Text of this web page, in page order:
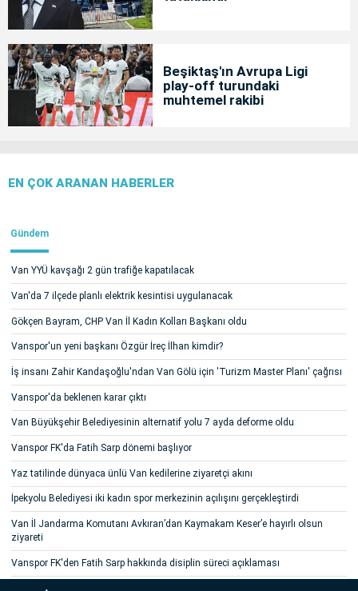
Beşiktaş'ın Avrupa Ligi
play-off turundaki
muhtemel rakibi
EN ÇOK ARANAN HABERLER
Gündem
Van YYÜ kavşağı 2 gün trafiğe kapatılacak
Van'da 7 ilçede planlı elektrik kesintisi uygulanacak
Gökçen Bayram, CHP Van İl Kadın Kolları Başkanı oldu
Vanspor'un yeni başkanı Özgür İreç İlhan kimdir?
İş insanı Zahir Kandaşoğlu'ndan Van Gölü için 'Turizm Master Planı' çağrısı
Vanspor'da beklenen karar çıktı
Van Büyükşehir Belediyesinin alternatif yolu 7 ayda deforme oldu
Vanspor FK'da Fatih Sarp dönemi başlıyor
Yaz tatilinde dünyaca ünlü Van kedilerine ziyaretçi akını
İpekyolu Belediyesi iki kadın spor merkezinin açılışını gerçekleştirdi
Van İl Jandarma Komutanı Avkıran’dan Kaymakam Keser’e hayırlı olsun
ziyareti
Vanspor FK'den Fatih Sarp hakkında disiplin süreci açıklaması